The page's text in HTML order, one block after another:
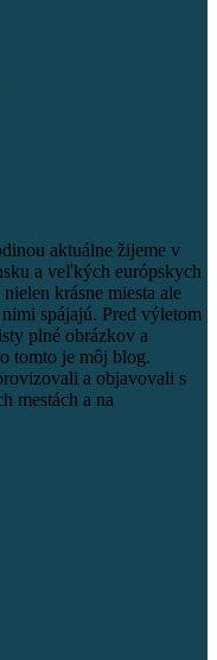
aktuálne žijeme v
a veľkých európskych
krásne miesta ale
spájajú. Pred výletom
plné obrázkov a
tomto je môj blog.
a objavovali s
mestách a na